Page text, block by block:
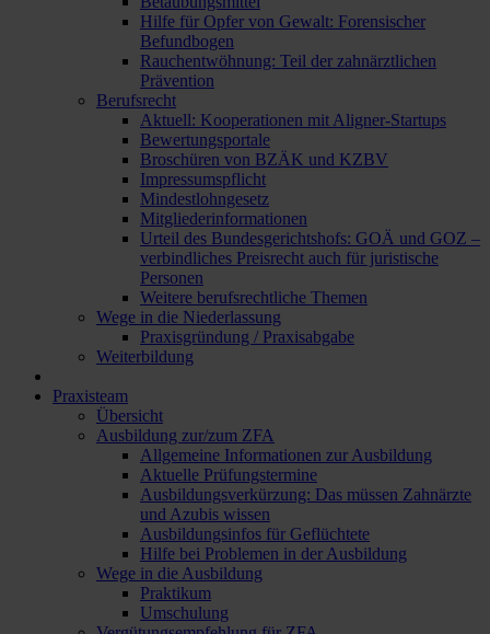
Hilfe für Opfer von Gewalt: Forensischer
Befundbogen
Rauchentwöhnung: Teil der zahnärztlichen
Prävention
Berufsrecht
Aktuell: Kooperationen mit Aligner-Startups
Bewertungsportale
Broschüren von BZÄK und KZBV
Impressumspflicht
Mindestlohngesetz
Mitgliederinformationen
Urteil des Bundesgerichtshofs: GOÄ und GOZ –
verbindliches Preisrecht auch für juristische
Personen
Weitere berufsrechtliche Themen
Wege in die Niederlassung
Praxisgründung / Praxisabgabe
Weiterbildung
Praxisteam
Übersicht
Ausbildung zur/zum ZFA
Allgemeine Informationen zur Ausbildung
Aktuelle Prüfungstermine
Ausbildungsverkürzung: Das müssen Zahnärzte
und Azubis wissen
Ausbildungsinfos für Geflüchtete
Hilfe bei Problemen in der Ausbildung
Wege in die Ausbildung
Praktikum
Umschulung